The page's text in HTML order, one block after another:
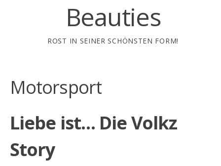
Beauties
ROST IN SEINER SCHÖNSTEN FORM!
Motorsport
Liebe ist… Die Volkz
Story